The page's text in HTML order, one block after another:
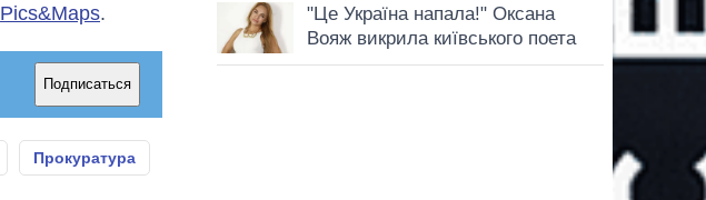
Pics&Maps.
Подписаться
Прокуратура